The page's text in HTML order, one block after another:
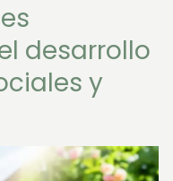
desarrollo
y